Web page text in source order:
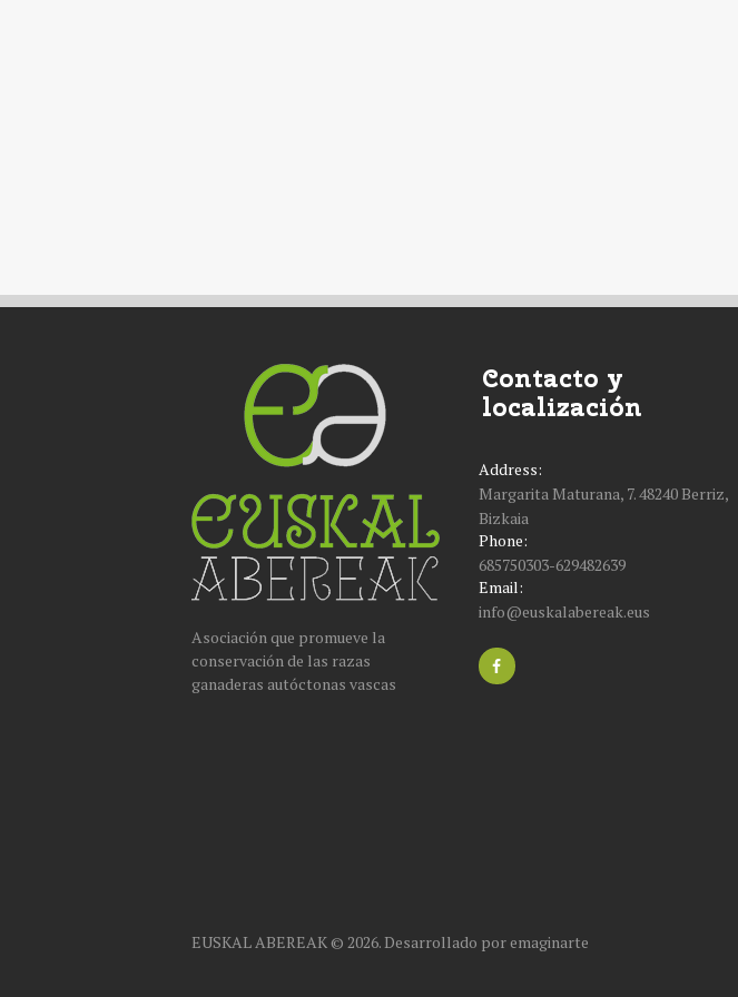
Asociación que promueve la
conservación de las razas
ganaderas autóctonas vascas
Contacto y
localización
Address:
Margarita Maturana, 7. 48240 Berriz,
Bizkaia
Phone:
685750303-629482639
Email:
info@euskalabereak.eus
EUSKAL ABEREAK © 2026. Desarrollado poremaginarte